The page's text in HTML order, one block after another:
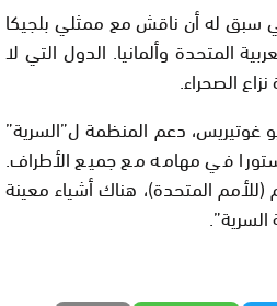
سبق له أن ناقش مع ممثلي بلجيكا
المتحدة وألمانيا. الدول التي لا
الصحراء.
غوتيريس، دعم المنظمة ل”السرية”
في مهامه مع جميع الأطراف.
(للأمم المتحدة)، هناك أشياء معينة